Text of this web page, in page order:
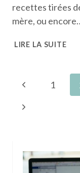
recettes tirées
mère, ou
LIRE LA SUITE
TES
Navigation
page
Page
précédente
1
Page